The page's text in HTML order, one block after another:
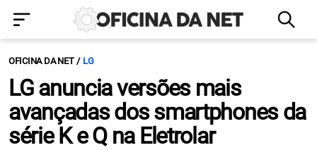
OFICINA DA NET LG
LG anuncia versões mais
avançadas dos smartphones da
série K e Q na Eletrolar